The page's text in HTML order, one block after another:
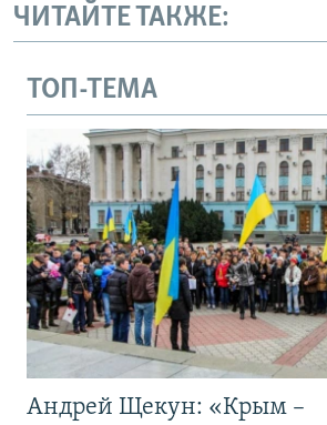
ЧИТАЙТЕ ТАКЖЕ:
ТОП-ТЕМА
Андрей Щекун: «Крым –